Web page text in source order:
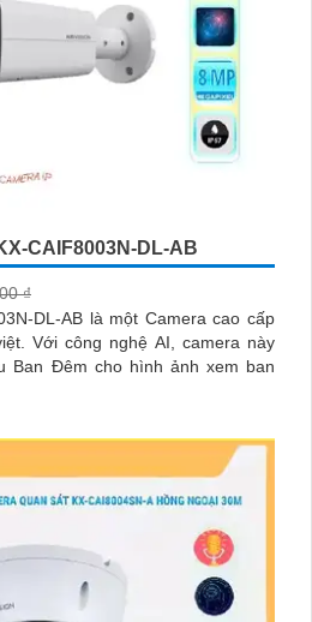
CAIF8003N-DL-AB
₫
DL-AB là một Camera cao cấp
này
Ban Đêm cho hình ảnh xem ban